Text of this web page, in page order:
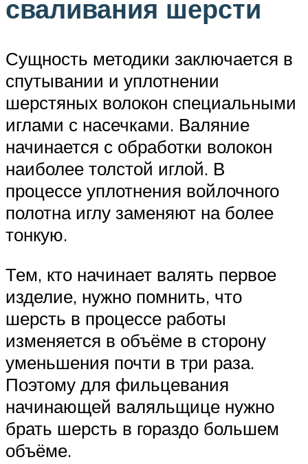
сваливания шерсти
Сущность методики заключается в
спутывании и уплотнении
шерстяных волокон специальными
иглами с насечками. Валяние
начинается с обработки волокон
наиболее толстой иглой. В
процессе уплотнения войлочного
полотна иглу заменяют на более
тонкую.
Тем, кто начинает валять первое
изделие, нужно помнить, что
шерсть в процессе работы
изменяется в объёме в сторону
уменьшения почти в три раза.
Поэтому для фильцевания
начинающей валяльщице нужно
брать шерсть в гораздо большем
объёме.